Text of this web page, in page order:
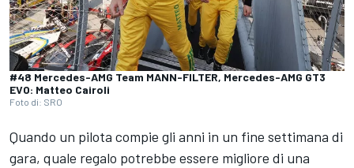
#48 Mercedes-AMG Team MANN-FILTER, Mercedes-AMG GT3
EVO: Matteo Cairoli
Foto di: SRO
Quando un pilota compie gli anni in un fine settimana di
gara, quale regalo potrebbe essere migliore di una